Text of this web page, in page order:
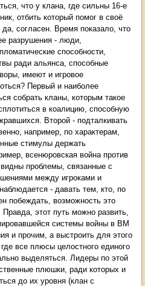
что у клана, где сильны 16-е
отбить который помог в своё
согласен. Время показало, что
разрушения - люди,
способности,
ради альянса, способные
имеют и игровое
Первый и наиболее
собрать кланы, которым такое
в коалицию, способную
Второй - подталкивать
например, по характерам,
стимулы держать
всенюровская война против
проблемы, связанные с
между игроками и
- давать тем, кто, по
побеждать, возможность это
этот путь можно развить,
системы войны в ВМ
и прочим, а выстроить для этого
все плюсы целостного единого
выделяться. Лидеры по этой
плюшки, ради которых и
до их уровня (клан с